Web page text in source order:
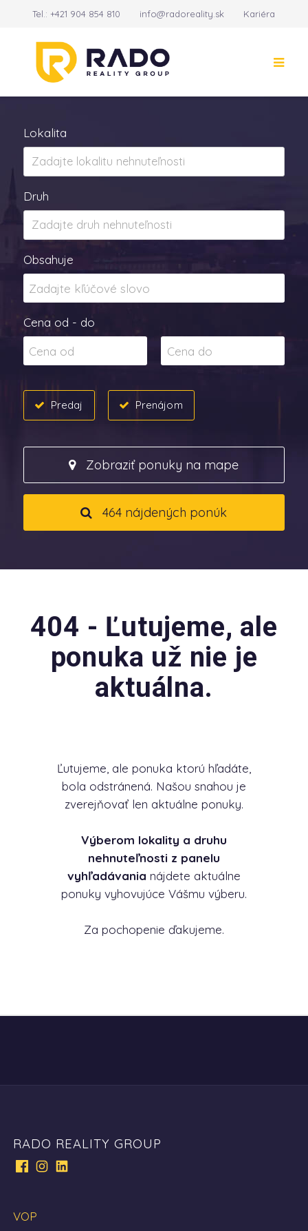
Tel.:+421 904 854 810 info@radoreality.sk Kariéra
Lokalita
Druh
Obsahuje
Cena od - do
Predaj Prenájom
Zobraziť ponuky na mape
464 nájdených ponúk
404 - Ľutujeme, ale
ponuka už nie je
aktuálna.
Ľutujeme, ale ponuka ktorú hľadáte,
bola odstránená. Našou snahou je
zverejňovať len aktuálne ponuky.
Výberom lokality a druhu
nehnuteľnosti z panelu
vyhľadávania nájdete aktuálne
ponuky vyhovujúce Vášmu výberu.
Za pochopenie ďakujeme.
RADO REALITY GROUP
VOP